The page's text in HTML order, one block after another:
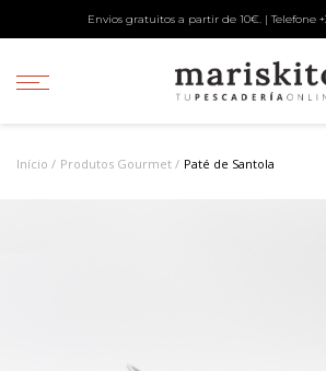
Envios gratuitos a partir de 10€. | Telefone
Início Produtos Gourmet Paté de Santola